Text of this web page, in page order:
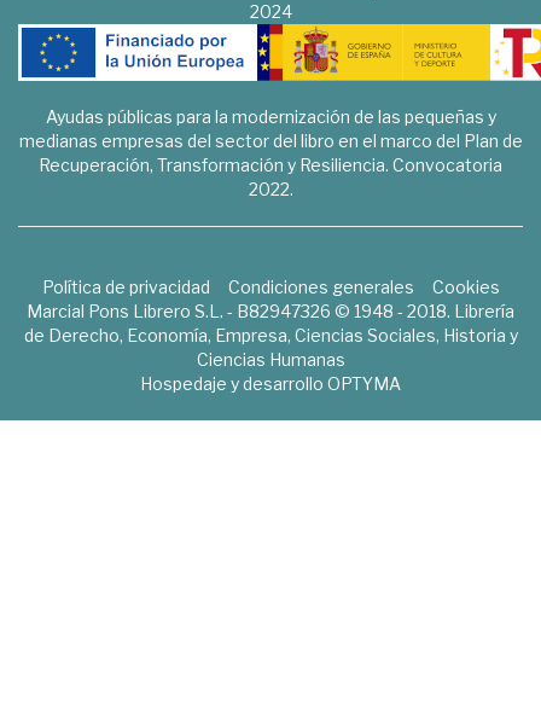
2024
Ayudas públicas para la modernización de las pequeñas y
medianas empresas del sector del libro en el marco del Plan de
Recuperación, Transformación y Resiliencia. Convocatoria
2022.
Política de privacidad Condiciones generales
Cookies
Marcial Pons Librero S.L. - B82947326 © 1948 - 2018. Librería
de Derecho, Economía, Empresa, Ciencias Sociales, Historia y
Ciencias Humanas
Hospedaje y desarrollo OPTYMA